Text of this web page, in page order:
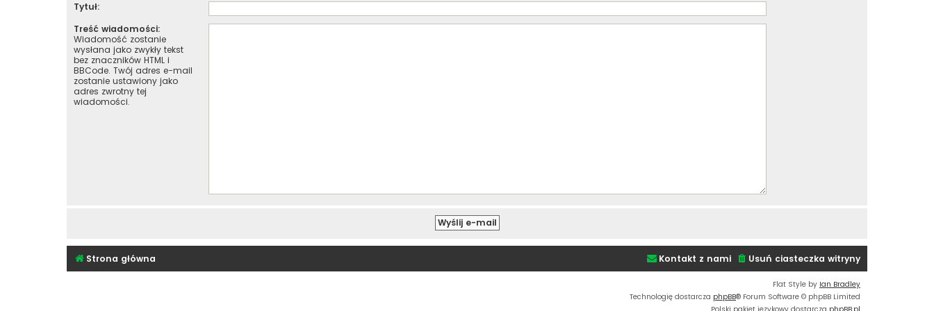
Tytuł:
Treść wiadomości:
Wiadomość zostanie
wysłana jako zwykły tekst
bez znaczników HTML i
BBCode. Twój adres e-mail
zostanie ustawiony jako
adres zwrotny tej
wiadomości.
Strona główna Usuń ciasteczka witryny
Kontakt z nami
Flat Style by Ian Bradley
Technologię dostarcza phpBB® Forum Software © phpBB Limited